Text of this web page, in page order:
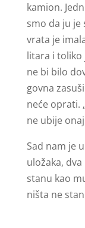
kamion.
smo da ju je
vrata je
litara i toliko
ne bi bilo
govna
neće oprati.
ne ubije
Sad nam je
uložaka,
stanu kao
ništa ne